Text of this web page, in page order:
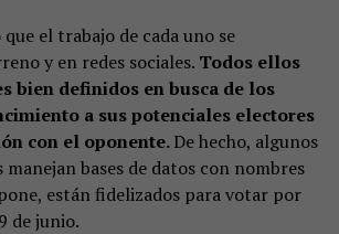
que el trabajo de cada uno se
y en redes sociales. Todos ellos
bien definidos en busca de los
a sus potenciales electores
con el oponente.De hecho, algunos
manejan bases de datos con nombres
están fidelizados para votar por
de junio.